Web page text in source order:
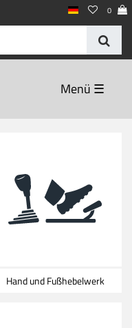
0
☰
Hand und Fußhebelwerk